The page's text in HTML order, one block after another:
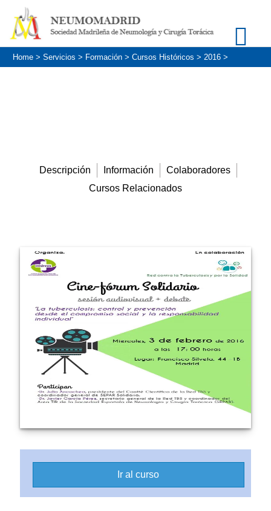
Home> Servicios > Formación> Cursos Históricos > 2016>
Descripción Información
Colaboradores
Cursos Relacionados
Ir al curso